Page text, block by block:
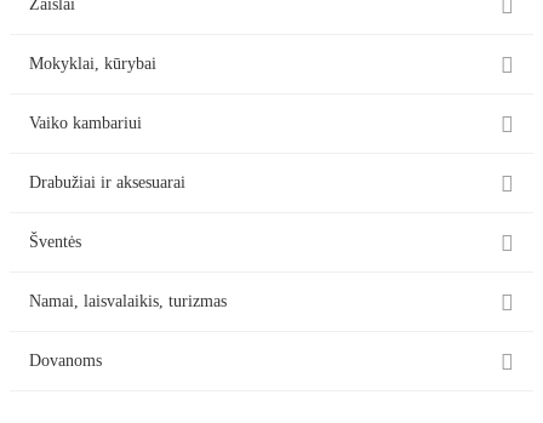
Žaislai 
Mokyklai, kūrybai 
Vaiko kambariui 
Drabužiai ir aksesuarai 
Šventės 
Namai, laisvalaikis, turizmas 
Dovanoms 